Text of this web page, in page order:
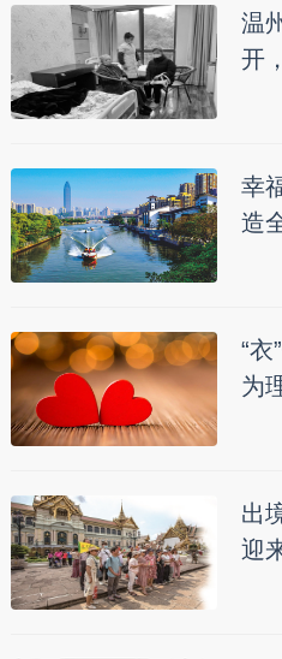
温
开
幸
造
“
为
出
迎